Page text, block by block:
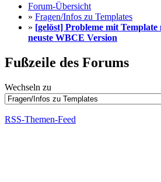
Forum-Übersicht
» Fragen/Infos zu Templates
» [gelöst] Probleme mit
neuste WBCE Version
Fußzeile des Forums
Wechseln zu
RSS-Themen-Feed